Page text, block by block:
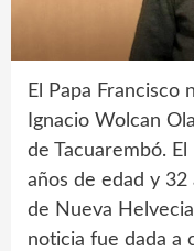
El Papa Francisco
Ignacio Wolcan
de Tacuarembó.
años de edad y 32
de Nueva
noticia fue dada a